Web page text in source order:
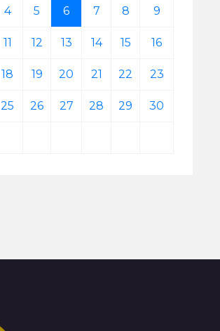
4 5 6 7 8 9
11 12 13 14 15 16
18 19 20 21 22 23
25 26 27 28 29 30